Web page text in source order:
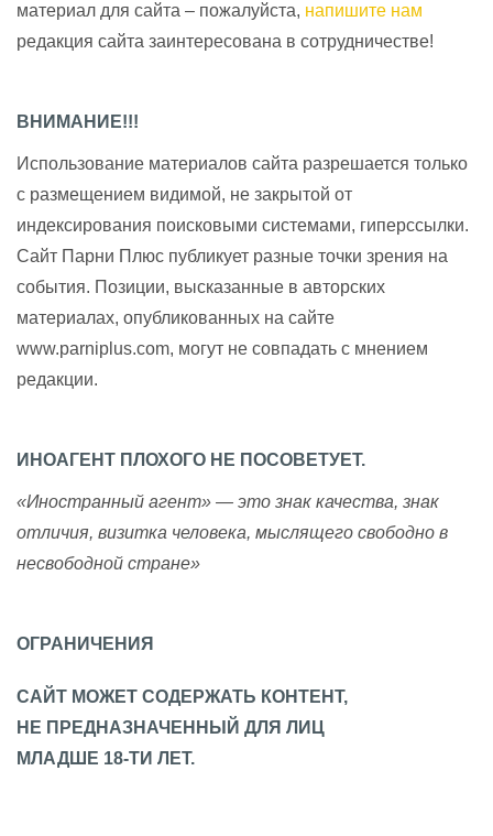
материал для сайта – пожалуйста, напишите нам
редакция сайта заинтересована в сотрудничестве!
ВНИМАНИЕ!!!
Использование материалов сайта разрешается только
с размещением видимой, не закрытой от
индексирования поисковыми системами, гиперссылки.
Сайт Парни Плюс публикует разные точки зрения на
события. Позиции, высказанные в авторских
материалах, опубликованных на сайте
www.parniplus.com, могут не совпадать с мнением
редакции.
ИНОАГЕНТ ПЛОХОГО НЕ ПОСОВЕТУЕТ.
«Иностранный агент» — это знак качества, знак
отличия, визитка человека, мыслящего свободно в
несвободной стране»
ОГРАНИЧЕНИЯ
САЙТ МОЖЕТ СОДЕРЖАТЬ КОНТЕНТ,
НЕ ПРЕДНАЗНАЧЕННЫЙ ДЛЯ ЛИЦ
МЛАДШЕ 18-ТИ ЛЕТ.